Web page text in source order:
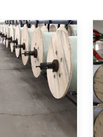
di Φ5.0 FRP,
di FRP Rod per
dell'interno
for Fiber Optic
Member for
member for